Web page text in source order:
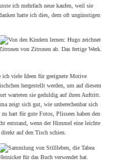
ich mehrfach neue kaufen, weil sie
hatte ich dies, dem oft ungünstigen
viele Ideen für geeignete Motive
hergestellt werden, um auf diesem
warteten sie geduldig auf ihren Auftritt.
zeigt sich gut, wie unberechenbar sich
hart für gute Fotos, Plissees haben den
entstand, wenn der Himmel eine leichte
auf den Tisch schien.